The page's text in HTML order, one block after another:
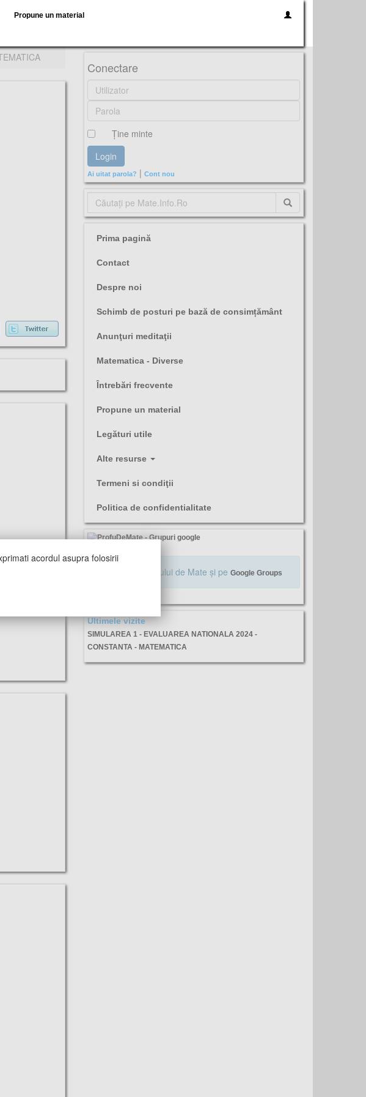
Propune un material
Conectare
Ţine minte
Ai uitat parola? | Cont nou
Prima pagină
Contact
Despre noi
Schimb de posturi pe bază de consimțământ
Anunţuri meditaţii
Matematica - Diverse
Întrebări frecvente
Propune un material
Legături utile
Alte resurse
Termeni si condiţii
Politica de confidentialitate
Alăturaţi-vă Profului de Mate şi pe Google Groups
Ultimele vizite
SIMULAREA 1 - EVALUAREA NATIONALA 2024 -
CONSTANTA - MATEMATICA
acordul asupra folosirii